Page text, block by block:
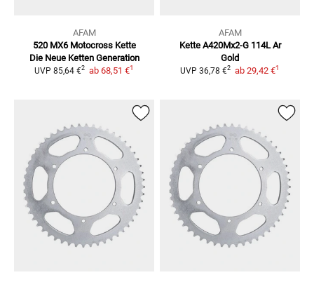
AFAM
520 MX6 Motocross Kette
Die Neue Ketten Generation
UVP 85,64 €2 ab 68,51 €1
AFAM
Kette A420Mx2-G 114L Ar
Gold
UVP 36,78 €2 ab 29,42 €1